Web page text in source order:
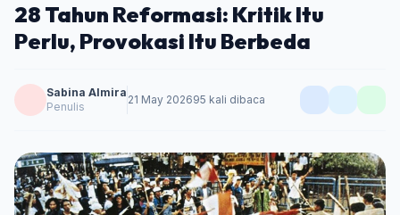
28 Tahun Reformasi: Kritik Itu
Perlu, Provokasi Itu Berbeda
Sabina Almira
Penulis
21 May 202695 kali dibaca